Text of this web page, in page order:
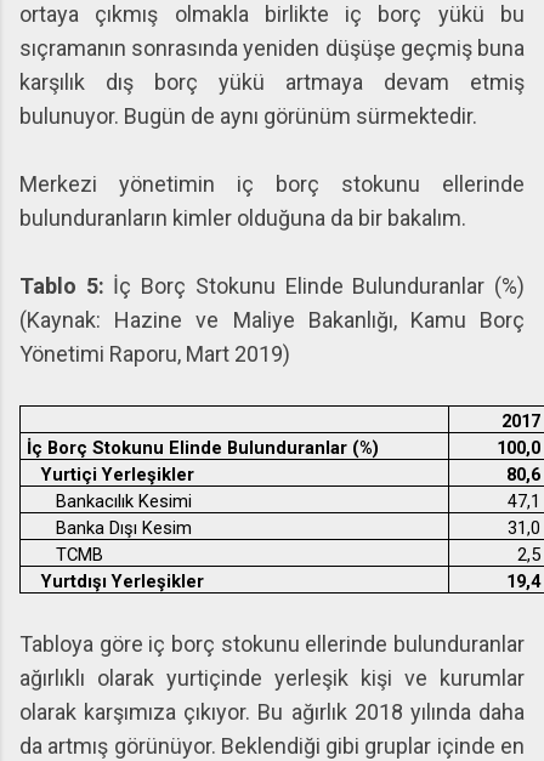
ortaya çıkmış olmakla birlikte iç borç yükü bu
sıçramanın sonrasında yeniden düşüşe geçmiş buna
karşılık dış borç yükü artmaya devam etmiş
bulunuyor. Bugün de aynı görünüm sürmektedir.
Merkezi yönetimin iç borç stokunu ellerinde
bulunduranların kimler olduğuna da bir bakalım.
Tablo 5: İç Borç Stokunu Elinde Bulunduranlar (%)
(Kaynak: Hazine ve Maliye Bakanlığı, Kamu Borç
Yönetimi Raporu, Mart 2019)
2017
İç Borç Stokunu Elinde Bulunduranlar (%)
100,0
Yurtiçi Yerleşikler
80,6
Bankacılık Kesimi
47,1
Banka Dışı Kesim
31,0
TCMB
2,5
Yurtdışı Yerleşikler
19,4
Tabloya göre iç borç stokunu ellerinde bulunduranlar
ağırlıklı olarak yurtiçinde yerleşik kişi ve kurumlar
olarak karşımıza çıkıyor. Bu ağırlık 2018 yılında daha
da artmış görünüyor. Beklendiği gibi gruplar içinde en